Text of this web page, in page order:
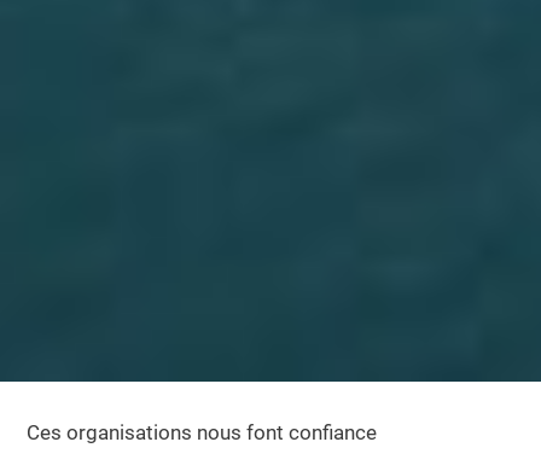
Ces organisations nous font confiance